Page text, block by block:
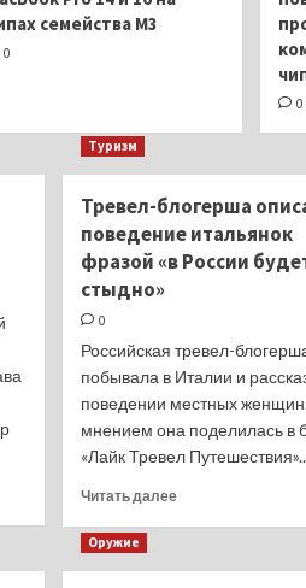
семейства M3
0
0
Туризм
Тревел-блогерша
поведение итальянок
фразой «в России
стыдно»
0
Российская тревел-
побывала в Италии и
поведении местных
мнением она поделилась в
«Лайк Тревел
Читать далееПрочитать
Оружие